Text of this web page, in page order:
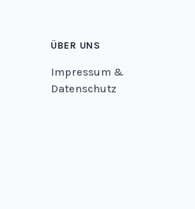
ÜBER UNS
Impressum &
Datenschutz